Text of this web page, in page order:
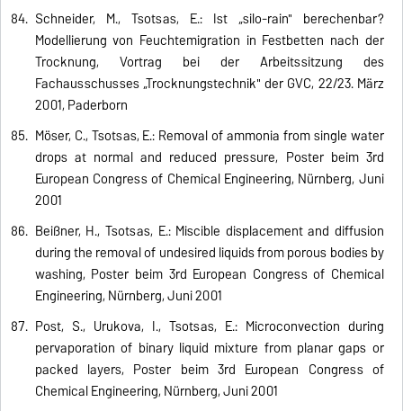
Schneider, M., Tsotsas, E.: Ist „silo-rain" berechenbar?
Modellierung von Feuchtemigration in Festbetten nach der
Trocknung, Vortrag bei der Arbeitssitzung des
Fachausschusses „Trocknungstechnik" der GVC, 22/23. März
2001, Paderborn
Möser, C., Tsotsas, E.: Removal of ammonia from single water
drops at normal and reduced pressure, Poster beim 3rd
European Congress of Chemical Engineering, Nürnberg, Juni
2001
Beißner, H., Tsotsas, E.: Miscible displacement and diffusion
during the removal of undesired liquids from porous bodies by
washing, Poster beim 3rd European Congress of Chemical
Engineering, Nürnberg, Juni 2001
Post, S., Urukova, I., Tsotsas, E.: Microconvection during
pervaporation of binary liquid mixture from planar gaps or
packed layers, Poster beim 3rd European Congress of
Chemical Engineering, Nürnberg, Juni 2001